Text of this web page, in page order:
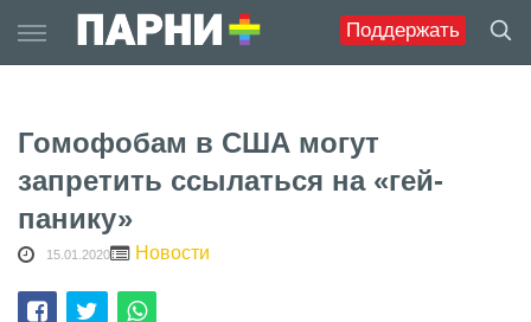
Поддержать
to
content
Гомофобам в США могут
запретить ссылаться на «гей-
панику»
15.01.2020 Новости